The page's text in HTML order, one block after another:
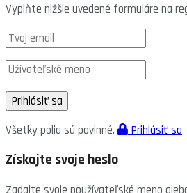
Vyplňte nižšie uvedené formuláre na
Všetky polia sú povinné. Prihlásiť sa
Získajte svoje heslo